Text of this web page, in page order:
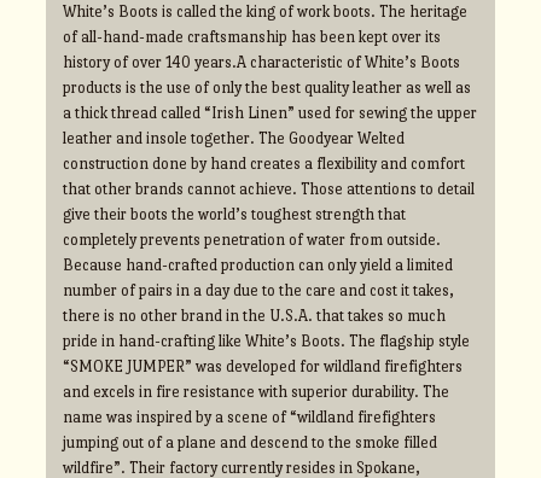
White’s Boots is called the king of work boots. The heritage
of all-hand-made craftsmanship has been kept over its
history of over 140 years.A characteristic of White’s Boots
products is the use of only the best quality leather as well as
a thick thread called “Irish Linen” used for sewing the upper
leather and insole together. The Goodyear Welted
construction done by hand creates a flexibility and comfort
that other brands cannot achieve. Those attentions to detail
give their boots the world’s toughest strength that
completely prevents penetration of water from outside.
Because hand-crafted production can only yield a limited
number of pairs in a day due to the care and cost it takes,
there is no other brand in the U.S.A. that takes so much
pride in hand-crafting like White’s Boots. The flagship style
“SMOKE JUMPER” was developed for wildland firefighters
and excels in fire resistance with superior durability. The
name was inspired by a scene of “wildland firefighters
jumping out of a plane and descend to the smoke filled
wildfire”. Their factory currently resides in Spokane,